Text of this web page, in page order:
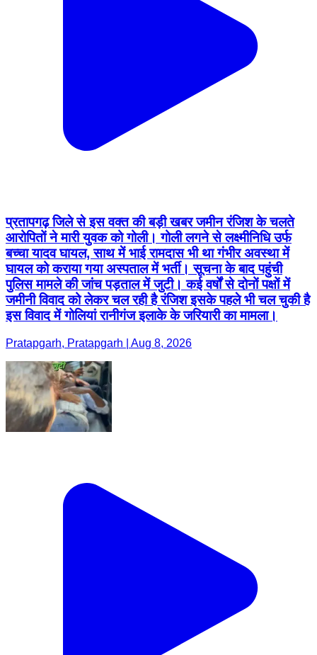
प्रतापगढ़ जिले से इस वक्त की बड़ी खबर जमीन रंजिश के चलते
आरोपितों ने मारी युवक को गोली। गोली लगने से लक्ष्मीनिधि उर्फ
बच्चा यादव घायल, साथ में भाई रामदास भी था गंभीर अवस्था में
घायल को कराया गया अस्पताल में भर्ती। सूचना के बाद पहुंची
पुलिस मामले की जांच पड़ताल में जुटी। कई वर्षों से दोनों पक्षों में
जमीनी विवाद को लेकर चल रही है रंजिश इसके पहले भी चल चुकी है
इस विवाद में गोलियां रानीगंज इलाके के जरियारी का मामला।
Pratapgarh, Pratapgarh | Aug 8, 2026